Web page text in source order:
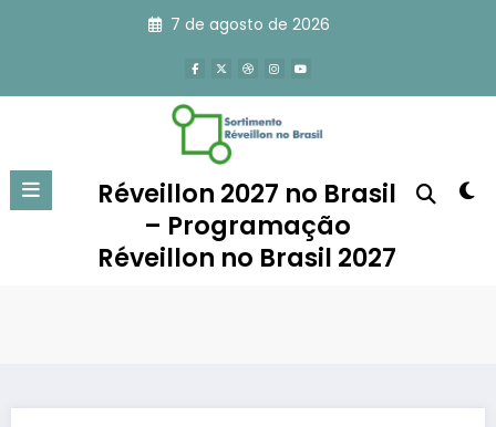
7 de agosto de 2026
Réveillon 2027 no Brasil
– Programação
Réveillon no Brasil 2027